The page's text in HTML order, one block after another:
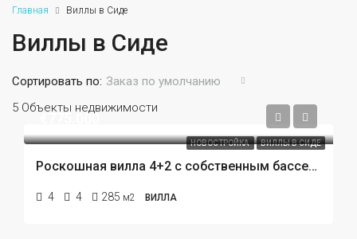
Главная Виллы в Сиде
Виллы в Сиде
5 Объекты недвижимости
Сортировать по: Заказ по умолчанию
НОВОСТРОЙКА ВИЛЛЫ В СИДЕ
€775.000
Роскошная вилла 4+2 с собственным бассейном в Сиде. Ваш дом у моря
4 4 285 м2 ВИЛЛА